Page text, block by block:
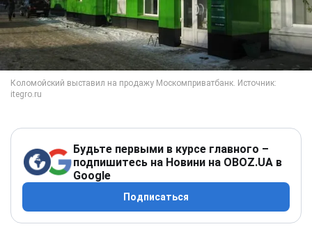
Будьте первыми в курсе главного –
подпишитесь на Новини на OBOZ.UA в
Google
Подписаться